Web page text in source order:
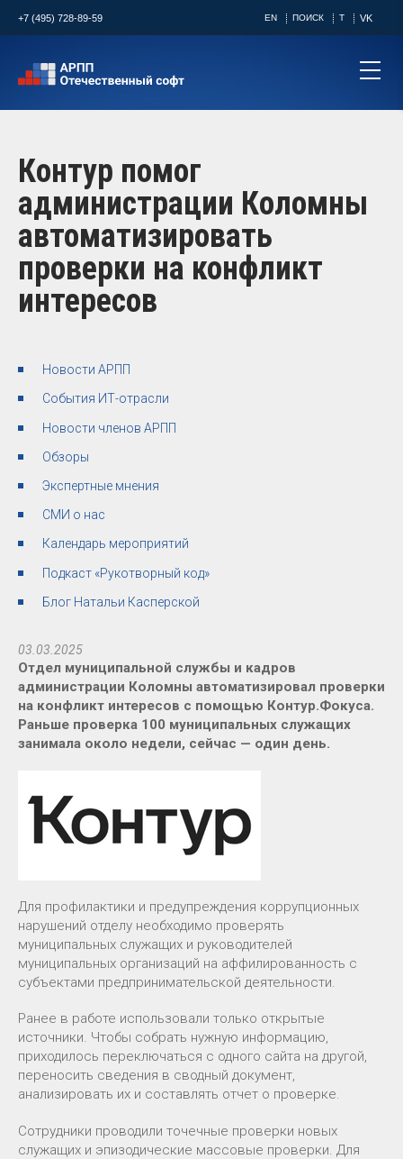
+7 (495) 728-89-59 EN ПОИСК T VK
Контур помог
администрации Коломны
автоматизировать
проверки на конфликт
интересов
Новости АРПП
События ИТ-отрасли
Новости членов АРПП
Обзоры
Экспертные мнения
СМИ о нас
Календарь мероприятий
Подкаст «Рукотворный код»
Блог Натальи Касперской
03.03.2025
Отдел муниципальной службы и кадров
администрации Коломны автоматизировал проверки
на конфликт интересов с помощью Контур.Фокуса.
Раньше проверка 100 муниципальных служащих
занимала около недели, сейчас — один день.
Для профилактики и предупреждения коррупционных
нарушений отделу необходимо проверять
муниципальных служащих и руководителей
муниципальных организаций на аффилированность с
субъектами предпринимательской деятельности.
Ранее в работе использовали только открытые
источники. Чтобы собрать нужную информацию,
приходилось переключаться с одного сайта на другой,
переносить сведения в сводный документ,
анализировать их и составлять отчет о проверке.
Сотрудники проводили точечные проверки новых
служащих и эпизодические массовые проверки. Для